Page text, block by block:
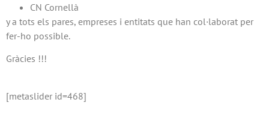
CN Cornellà
y a tots els pares, empreses i entitats que han col·laborat per
fer-ho possible.
Gràcies !!!
[metaslider id=468]